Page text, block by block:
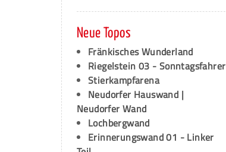
Neue Topos
Fränkisches Wunderland
Riegelstein 03 - Sonntagsfahrer
Stierkampfarena
Neudorfer Hauswand |
Neudorfer Wand
Lochbergwand
Erinnerungswand 01 - Linker